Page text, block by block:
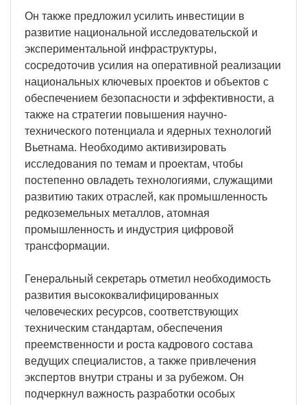
Он также предложил усилить инвестиции в
развитие национальной исследовательской и
экспериментальной инфраструктуры,
сосредоточив усилия на оперативной реализации
национальных ключевых проектов и объектов с
обеспечением безопасности и эффективности, а
также на стратегии повышения научно-
технического потенциала и ядерных технологий
Вьетнама. Необходимо активизировать
исследования по темам и проектам, чтобы
постепенно овладеть технологиями, служащими
развитию таких отраслей, как промышленность
редкоземельных металлов, атомная
промышленность и индустрия цифровой
трансформации.
Генеральный секретарь отметил необходимость
развития высококвалифицированных
человеческих ресурсов, соответствующих
техническим стандартам, обеспечения
преемственности и роста кадрового состава
ведущих специалистов, а также привлечения
экспертов внутри страны и за рубежом. Он
подчеркнул важность разработки особых